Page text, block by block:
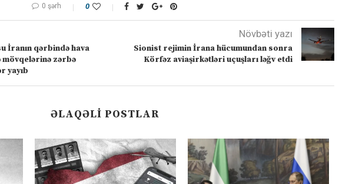
0 şərh 0
İranın qərbində hava
mövqelərinə zərbə
yayıb
Növbəti yazı
Sionist rejimin İrana hücumundan sonra
Körfəz aviaşirkətləri uçuşları ləğv etdi
ƏLAQƏLI POSTLAR